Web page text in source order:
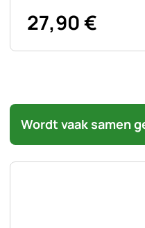
27,90€
Wordt vaak samen